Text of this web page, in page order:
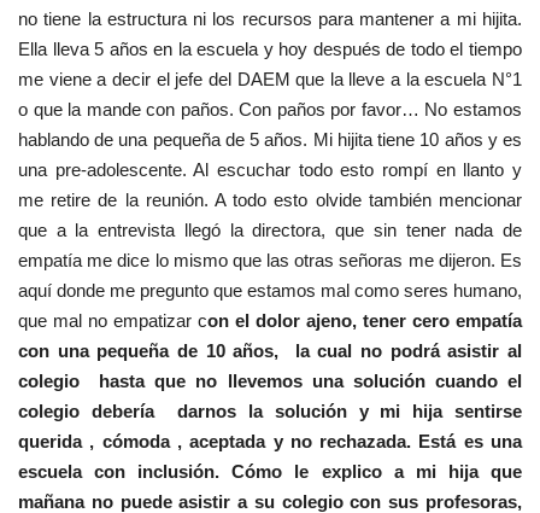
no tiene la estructura ni los recursos para mantener a mi hijita.
Ella lleva 5 años en la escuela y hoy después de todo el tiempo
me viene a decir el jefe del DAEM que la lleve a la escuela N°1
o que la mande con paños. Con paños por favor… No estamos
hablando de una pequeña de 5 años. Mi hijita tiene 10 años y es
una pre-adolescente. Al escuchar todo esto rompí en llanto y
me retire de la reunión. A todo esto olvide también mencionar
que a la entrevista llegó la directora, que sin tener nada de
empatía me dice lo mismo que las otras señoras me dijeron. Es
aquí donde me pregunto que estamos mal como seres humano,
que mal no empatizar con el dolor ajeno, tener cero empatía
con una pequeña de 10 años, la cual no podrá asistir al
colegio hasta que no llevemos una solución cuando el
colegio debería darnos la solución y mi hija sentirse
querida , cómoda , aceptada y no rechazada. Está es una
escuela con inclusión. Cómo le explico a mi hija que
mañana no puede asistir a su colegio con sus profesoras,